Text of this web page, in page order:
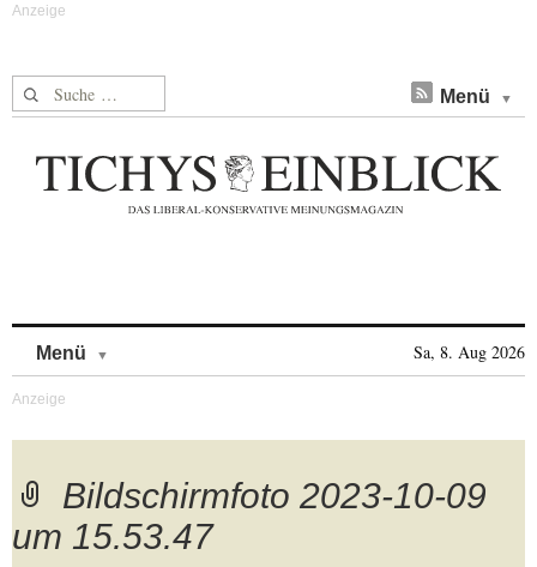
Suche nach: Menü
Menü Sa, 8. Aug 2026
Bildschirmfoto 2023-10-09
um 15.53.47